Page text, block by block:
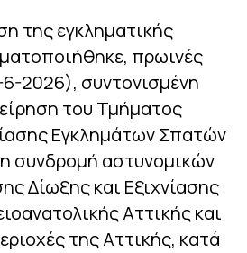
της εγκληματικής
πρωινές
2026), συντονισμένη
του Τμήματος
Εγκλημάτων Σπατών
συνδρομή αστυνομικών
Δίωξης και Εξιχνίασης
Αττικής και
της Αττικής, κατά